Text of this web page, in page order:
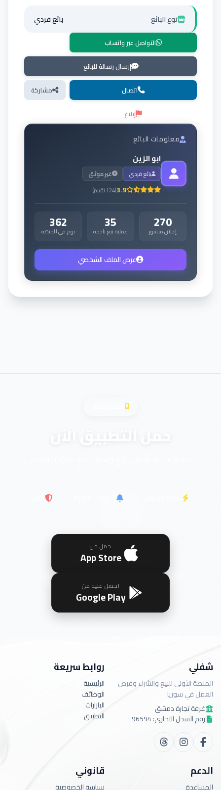
نوع البائع بائع فردي
التواصل عبر واتساب
إرسال رسالة للبائع
اتصال
مشاركة
إبلاغ
معلومات البائع
ابو الزين
بائع فردي غير موثق
3.9
(
124تقييم)
270
إعلان منشور 35
عملية بيع ناجحة 362
يوم في المنصة
عرض الملف الشخصي
حمل التطبيق الآن
حمل من
App Store
احصل عليه من
Google Play
شفلي
المنصة الأولى للبيع والشراء وفرص
العمل في سوريا
غرفة تجارة دمشق
رقم السجل التجاري: 96594
روابط سريعة
الرئيسية
الوظائف
البازارات
التطبيق
الدعم
المساعدة
قانوني
سياسة الخصوصية